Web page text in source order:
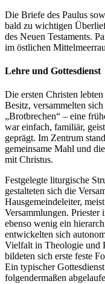
Die Briefe des Paulus
bald zu wichtigen
des Neuen Testaments.
im östlichen
Lehre und Gottesdienst
Die ersten Christen
Besitz, versammelten
„Brotbrechen“ – eine
war einfach, familiär,
geprägt. Im Zentrum
gemeinsame Mahl und
mit Christus.
Festgelegte liturgische
gestalteten sich die
Hausgemeindeleiter,
Versammlungen. Priester
ebenso wenig ein
entwickelten sich
Vielfalt in Theologie und
bildeten sich erste feste
Ein typischer
folgendermaßen